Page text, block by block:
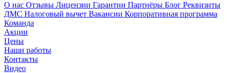
О нас Отзывы Лицензии Гарантии Партнёры Блог Реквизиты
ДМС Налоговый вычет Вакансии Корпоративная программа
Команда
Акции
Цены
Наши работы
Контакты
Видео